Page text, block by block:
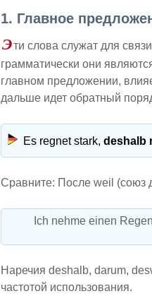
1. Главное
Эти слова служат для связи
грамматически они
главном предложении,
дальше идет обратный
Es regnet stark, deshalb
Сравните: После weil (союз
Ich nehme einen
Наречия deshalb, darum,
частотой использования.